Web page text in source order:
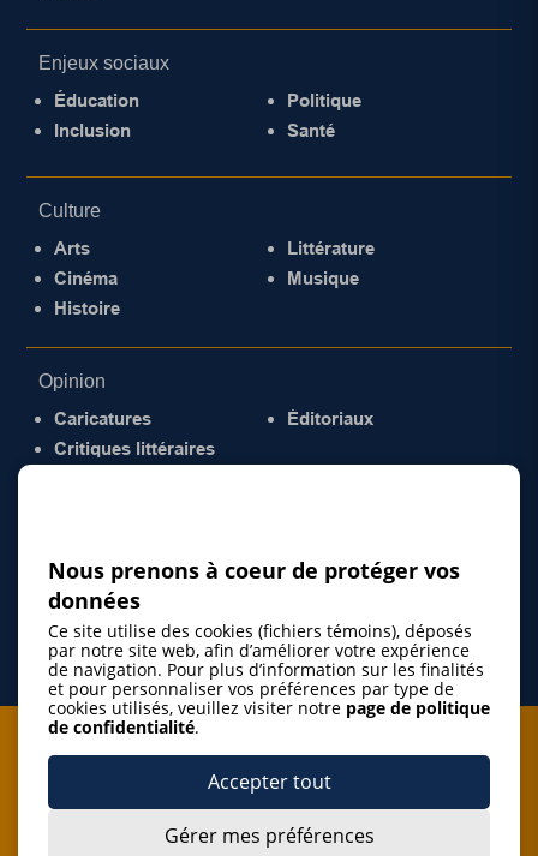
Enjeux sociaux
Éducation
Inclusion
Politique
Santé
Culture
Arts
Cinéma
Histoire
Littérature
Musique
Opinion
Caricatures
Critiques littéraires
Éditoriaux
Je m'abonne à l'infolettre
J’accepte de m’abonner à l’infolettre de La Gazette de la
Nous prenons à coeur de protéger vos
données
Ce site utilise des cookies (fichiers témoins), déposés
par notre site web, afin d’améliorer votre expérience
de navigation. Pour plus d’information sur les finalités
et pour personnaliser vos préférences par type de
cookies utilisés, veuillez visiter notre page de politique
de confidentialité.
Accepter tout
Gérer mes préférences